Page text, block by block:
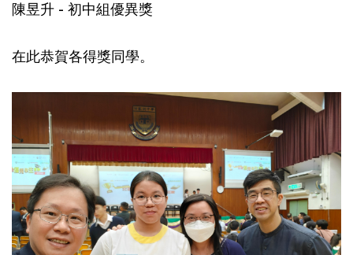
陳昱升 - 初中組優異獎
在此恭賀各得獎同學。